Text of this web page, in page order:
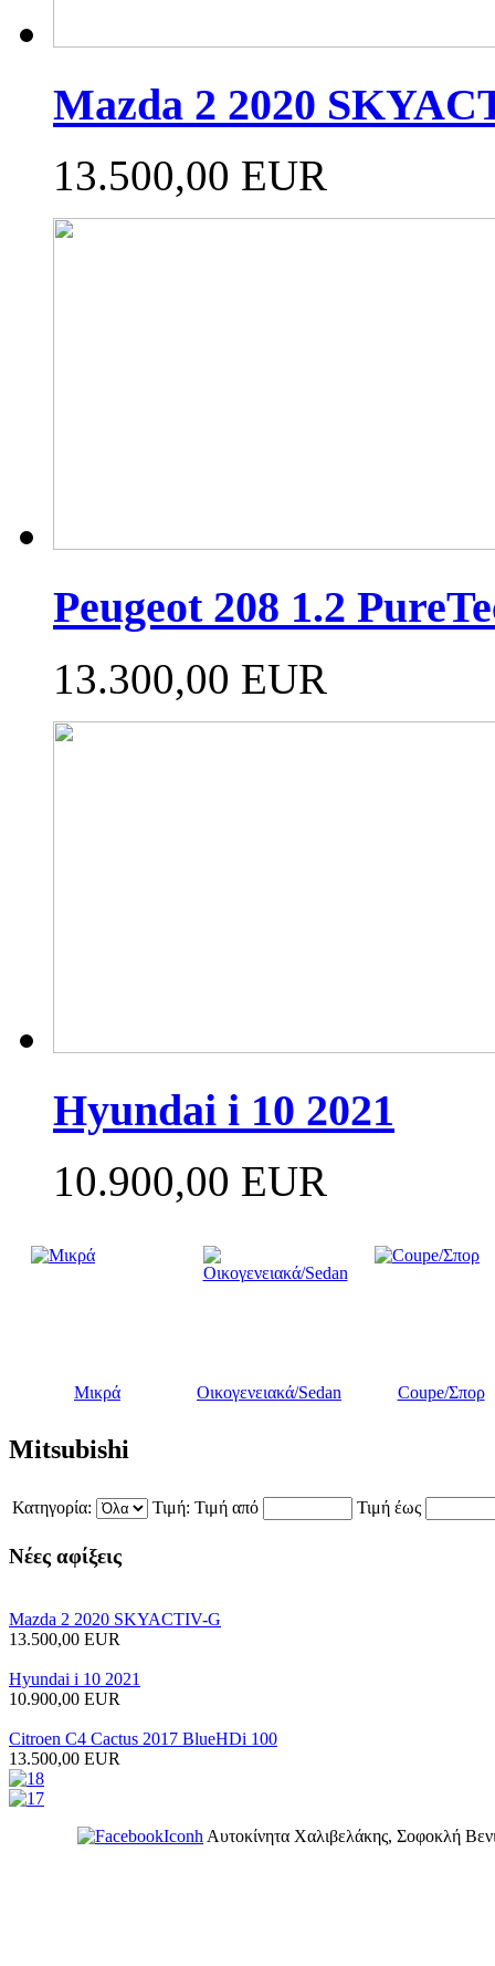
Mazda 2 2020
13.500,00 EUR
Peugeot 208 1.2
13.300,00 EUR
Hyundai i 10 2021
10.900,00 EUR
Μικρά Οικογενειακά/Sedan Coupe/Σπορ
Mitsubishi
Κατηγορία: Τιμή: Τιμή από Τιμή έως
Νέες αφίξεις
Mazda 2 2020 SKYACTIV-G
13.500,00 EUR
Hyundai i 10 2021
10.900,00 EUR
Citroen C4 Cactus 2017 BlueHDi 100
13.500,00 EUR
Αυτοκίνητα Χαλιβελάκης, Σοφοκλή